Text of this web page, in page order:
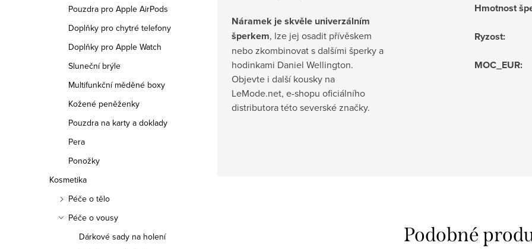
Pouzdra pro Apple AirPods
Doplňky pro chytré telefony
Doplňky pro Apple Watch
Sluneční brýle
Multifunkční měděné boxy
Kožené peněženky
Pouzdra na karty a doklady
Pera
Ponožky
Kosmetika
Péče o tělo
Péče o vousy
Dárkové sady na holení
Náramek je skvěle univerzálním
šperkem, lze jej osadit přívěskem
nebo zkombinovat s dalšími šperky a
hodinkami Daniel Wellington.
Objevte i další kousky na
LeMode.net, e-shopu oficiálního
distributora této severské značky.
Hmotnost
Ryzost:
MOC_EUR: